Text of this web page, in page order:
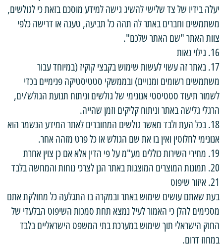
יעלה בידיו של צד שלישי להשיג גישה למידע מוסכם בזאת כי לגולשים,
משתמשים וחברים באתר לה תהה כל תביעה, טענה או דרישה כלפי
צוות האתר "שם האתר שלכם".
16. גילוי נאות
17. באתר זה עשוי לעשות שימוש בקבצי קוקיז (במיוחד עבור
משתמשים רשומים ומנויים) ובממשקי סטטיסטיקה פנימיים בכדי
לשמור תיעוד סטטיסטי אנונימי של גולשים וניתוח תנועת הגולש/ים,
הרגלי גלישה באתר וניתוח קליקים וזמן שהייה.
18. בכל העת ולבד מאשר גולשים המחוברים לאתר המידע הנשמר הוא
אנונימי לחלוטין ואין בו את שם הגולש או כל פרט מזהה אחר.
19. מחירי השירות כוללים מע"מ על פי הדין אלא אם כן צוין אחרת
20. תמונות המוצרים המוצגות באתר הנן לצרכי נוחות והמחשה בלבד
21. איזור שיפוט
בעת שאתם עושים שימוש באתר ובמקרה בו התגלעה כל מחולקת אתם
מסכימים להלן כי האמור לעיל נמצא תחת סמכות השיפוט הבלעדי של
החוק הישראלי תוך שימוש במערכת בתי המשפט הישראליים בלבד
במחוז דרום.